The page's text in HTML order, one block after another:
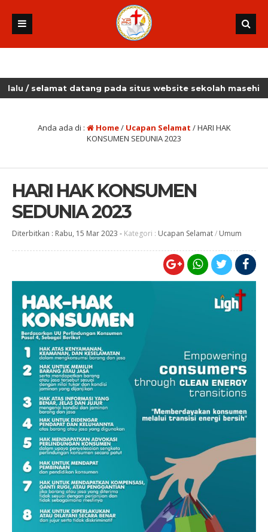
datang pada situs website sekolah masehi kudus
Anda ada di : Home/ Ucapan Selamat /HARI HAK
KONSUMEN SEDUNIA 2023
HARI HAK KONSUMEN
SEDUNIA 2023
Diterbitkan : Rabu, 15 Mar 2023 - Kategori : Ucapan Selamat/ Umum